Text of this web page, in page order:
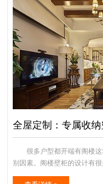
很多户型都开端有阁楼这
别因素。阁楼壁柜的设计有
有的结构跟灯光的设置，还